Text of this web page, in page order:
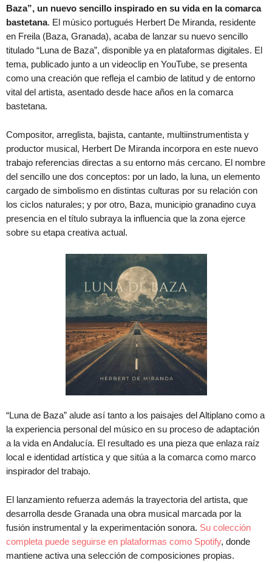
Baza”, un nuevo sencillo inspirado en su vida en la comarca
bastetana. El músico portugués Herbert De Miranda, residente
en Freila (Baza, Granada), acaba de lanzar su nuevo sencillo
titulado “Luna de Baza”, disponible ya en plataformas digitales. El
tema, publicado junto a un videoclip en YouTube, se presenta
como una creación que refleja el cambio de latitud y de entorno
vital del artista, asentado desde hace años en la comarca
bastetana.
Compositor, arreglista, bajista, cantante, multiinstrumentista y
productor musical, Herbert De Miranda incorpora en este nuevo
trabajo referencias directas a su entorno más cercano. El nombre
del sencillo une dos conceptos: por un lado, la luna, un elemento
cargado de simbolismo en distintas culturas por su relación con
los ciclos naturales; y por otro, Baza, municipio granadino cuya
presencia en el título subraya la influencia que la zona ejerce
sobre su etapa creativa actual.
“Luna de Baza” alude así tanto a los paisajes del Altiplano como a
la experiencia personal del músico en su proceso de adaptación
a la vida en Andalucía. El resultado es una pieza que enlaza raíz
local e identidad artística y que sitúa a la comarca como marco
inspirador del trabajo.
El lanzamiento refuerza además la trayectoria del artista, que
desarrolla desde Granada una obra musical marcada por la
fusión instrumental y la experimentación sonora. Su colección
completa puede seguirse en plataformas como Spotify, donde
mantiene activa una selección de composiciones propias.